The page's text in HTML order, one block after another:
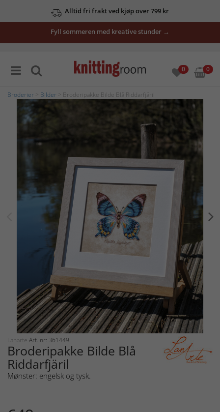
Alltid fri frakt ved kjøp over 799 kr
Fyll sommeren med kreative stunder →
0 0
Broderier Bilder > Broderipakke Bilde Blå Riddarfjäril
Lanarte Art. nr: 361449
Broderipakke Bilde Blå
Riddarfjäril
Mønster: engelsk og tysk.